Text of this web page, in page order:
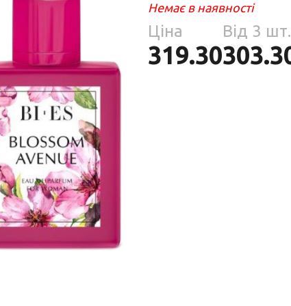
Немає в наявності
Ціна
319.30
Від 3 шт.